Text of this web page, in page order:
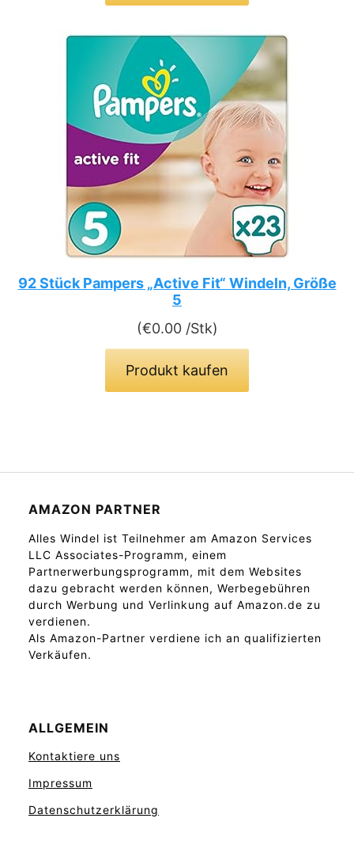
92 Stück Pampers „Active Fit“ Windeln, Größe
5
(€0.00 /Stk)
Produkt kaufen
AMAZON PARTNER
Alles Windel ist Teilnehmer am Amazon Services
LLC Associates-Programm, einem
Partnerwerbungsprogramm, mit dem Websites
dazu gebracht werden können, Werbegebühren
durch Werbung und Verlinkung auf Amazon.de zu
verdienen.
Als Amazon-Partner verdiene ich an qualifizierten
Verkäufen.
ALLGEMEIN
Kontaktiere uns
Impressum
Datenschutzerklärung